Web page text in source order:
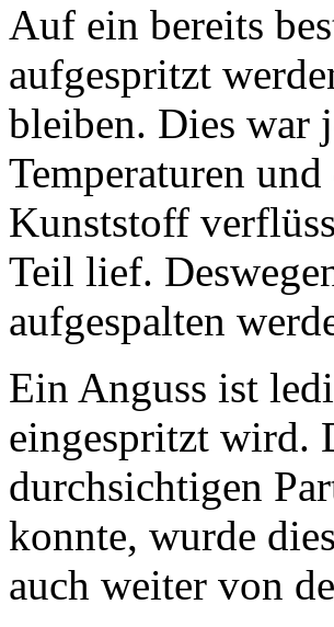
Auf ein bereits
aufgespritzt
bleiben. Dies war
Temperaturen
Kunststoff
Teil lief.
aufgespalten
Ein Anguss ist
eingespritzt wird.
durchsichtigen
konnte, wurde
auch weiter von